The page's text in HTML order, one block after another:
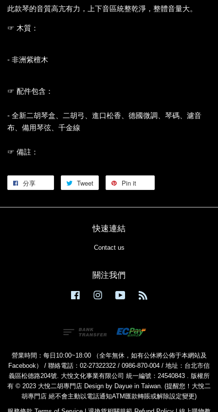
此款琴的音質高亢有力，上下音區統整乾淨，整體音量大。
☞ 木質：
- 非洲紫檀木
☞ 配件包含：
- 全新二胡琴盒、二胡弓、進口松香、德國微調、琴碼、濾音
布、備用琴弦、千金線
☞ 備註：
分享 Tweet Pin it
快速連結
Contact us
關注我們
Facebook Instagram YouTube
營業時間：每日10:00~18:00 （全年無休，如有公休將公佈于本網站及
Facebook） / 聯絡電話：02-27322322 / 0986-870-004 / 地址：台北市信
義區松德路204號. 大悅文化事業有限公司 統一編號：24540843 . 版權所
有 © 2023 大悅二胡專門店 Design by Dayue in Taiwan. (提醒您！大悅二
胡專門店 絕不會主動以電話通知ATM匯款轉賬或解除設定變更)